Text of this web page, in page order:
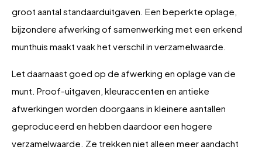
groot aantal standaarduitgaven. Een beperkte oplage,
bijzondere afwerking of samenwerking met een erkend
munthuis maakt vaak het verschil in verzamelwaarde.
Let daarnaast goed op de afwerking en oplage van de
munt. Proof-uitgaven, kleuraccenten en antieke
afwerkingen worden doorgaans in kleinere aantallen
geproduceerd en hebben daardoor een hogere
verzamelwaarde. Ze trekken niet alleen meer aandacht